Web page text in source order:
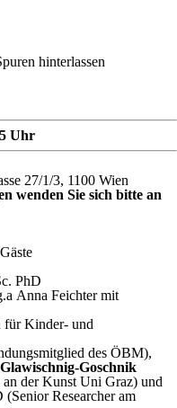
hinterlassen
Uhr
27/1/3, 1100 Wien
wenden Sie sich bitte an
PhD
a Anna Feichter mit
für Kinder- und
des ÖBM),
Goschnik
der Kunst Uni Graz) und
(Senior Researcher am